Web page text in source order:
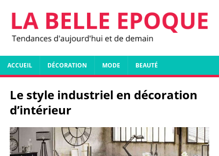
ACCUEIL DÉCORATION MODE BEAUTÉ
Le style industriel en décoration
d’intérieur